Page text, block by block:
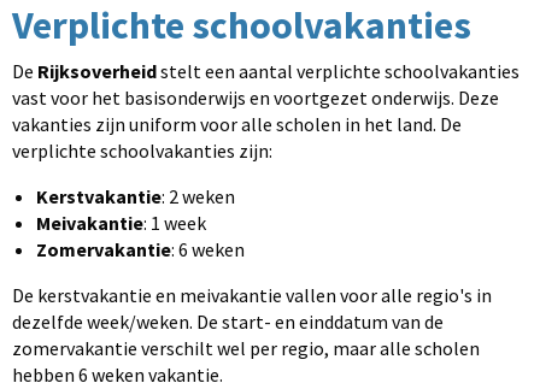
Verplichte schoolvakanties
De Rijksoverheidstelt een aantal verplichte schoolvakanties
vast voor het basisonderwijs en voortgezet onderwijs. Deze
vakanties zijn uniform voor alle scholen in het land. De
verplichte schoolvakanties zijn:
Kerstvakantie: 2 weken
Meivakantie: 1 week
Zomervakantie: 6 weken
De kerstvakantie en meivakantie vallen voor alle regio's in
dezelfde week/weken. De start- en einddatum van de
zomervakantie verschilt wel per regio, maar alle scholen
hebben 6 weken vakantie.